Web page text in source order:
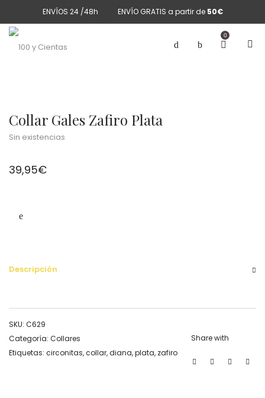
ENVÍOS 24 /48h ENVÍO GRATIS a partir de 50€
0
Collar Gales Zafiro Plata
Sin existencias
39,95€
Descripción
SKU: C629
Categoría: Collares
Etiquetas: circonitas,collar,diana,plata, zafiro
Share with